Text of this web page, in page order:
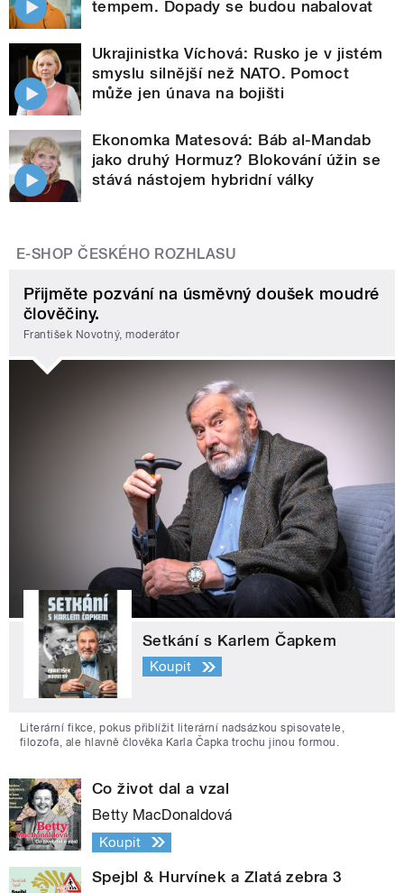
tempem. Dopady se budou nabalovat
Ukrajinistka Víchová: Rusko je v jistém
smyslu silnější než NATO. Pomoct
může jen únava na bojišti
Ekonomka Matesová: Báb al-Mandab
jako druhý Hormuz? Blokování úžin se
stává nástojem hybridní války
E-SHOP ČESKÉHO ROZHLASU
Přijměte pozvání na úsměvný doušek moudré
člověčiny.
František Novotný, moderátor
Setkání s Karlem Čapkem
Koupit
Literární fikce, pokus přiblížit literární nadsázkou spisovatele,
filozofa, ale hlavně člověka Karla Čapka trochu jinou formou.
Co život dal a vzal
Betty MacDonaldová
Koupit
Spejbl & Hurvínek a Zlatá zebra 3